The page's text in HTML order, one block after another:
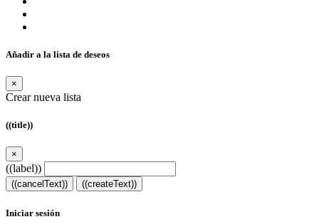
Añadir a la lista de deseos
×
Crear nueva lista
((title))
×
((label))
((cancelText)) ((createText))
Iniciar sesión